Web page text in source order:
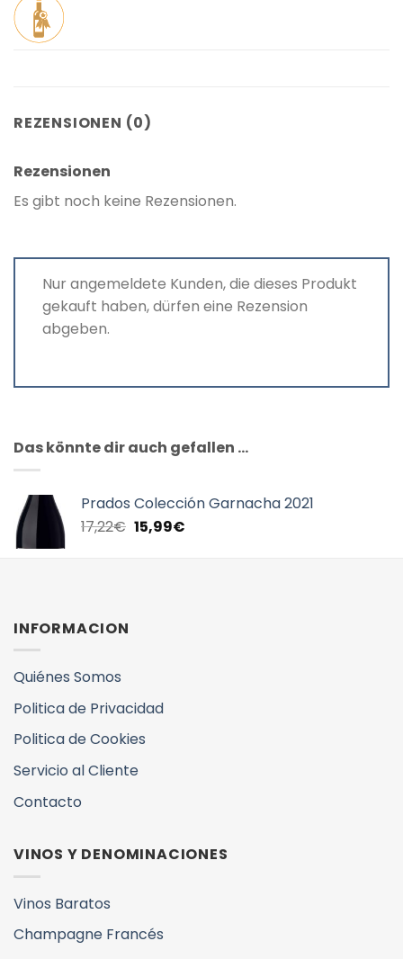
REZENSIONEN (0)
Rezensionen
Es gibt noch keine Rezensionen.
Nur angemeldete Kunden, die dieses Produkt
gekauft haben, dürfen eine Rezension
abgeben.
Das könnte dir auch gefallen …
Prados Colección Garnacha 2021
17,22€ Ursprünglicher
15,99€Aktueller
INFORMACION
Quiénes Somos
Politica de Privacidad
Politica de Cookies
Servicio al Cliente
Contacto
VINOS Y DENOMINACIONES
Vinos Baratos
Champagne Francés